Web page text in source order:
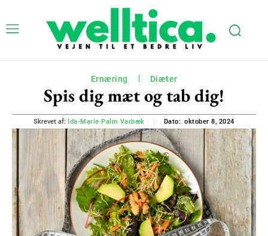
Ernæring Diæter
Spis dig mæt og tab dig!
Skrevet af: Ida-Marie Palm Varbæk Dato: oktober 8, 2024